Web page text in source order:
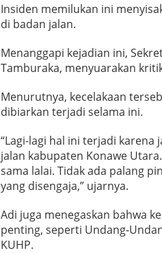
i
n
u
n
g
R
a
y
a
t
Insiden memilukan ini
di badan jalan.
Menanggapi kejadian ini,
Tamburaka, menyuarakan
Menurutnya, kecelakaan
dibiarkan terjadi selama ini.
“Lagi-lagi hal ini terjadi karena
jalan kabupaten Konawe
sama lalai. Tidak ada palang
yang disengaja,” ujarnya.
Adi juga menegaskan bahwa
penting, seperti Undang-
KUHP.